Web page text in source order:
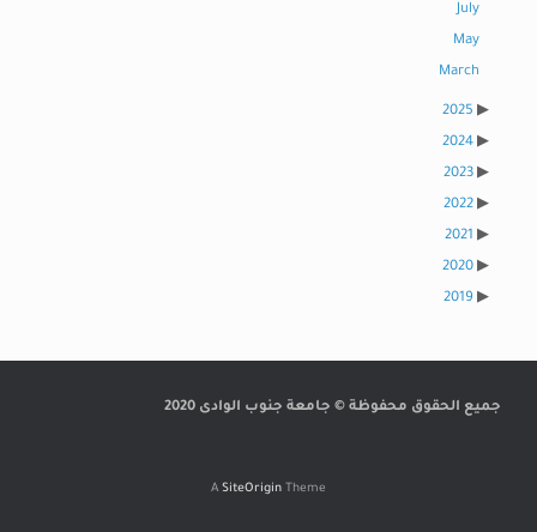
July
May
March
2025
2024
2023
2022
2021
2020
2019
جميع الحقوق محفوظة © جامعة جنوب الوادى 2020
A SiteOrigin Theme